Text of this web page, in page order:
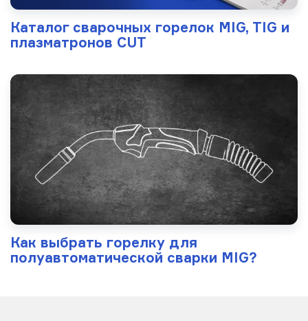
Каталог сварочных горелок MIG, TIG и
плазматронов CUT
Как выбрать горелку для
полуавтоматической сварки MIG?